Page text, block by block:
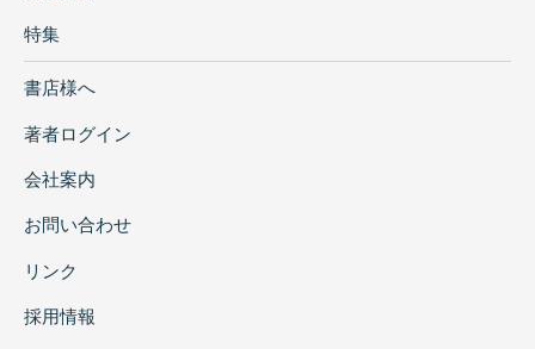
特集
書店様へ
著者ログイン
会社案内
お問い合わせ
リンク
採用情報